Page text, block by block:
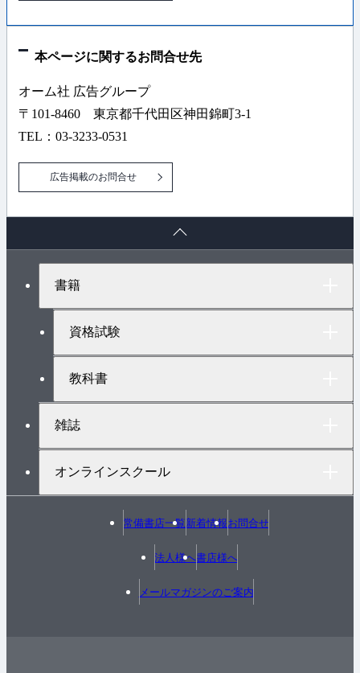
本ページに関するお問合せ先
オーム社 広告グループ
〒101-8460 東京都千代田区神田錦町3-1
TEL：03-3233-0531
広告掲載のお問合せ
書籍
資格試験
教科書
雑誌
オンラインスクール
常備書店一覧新着情報お問合せ
法人様へ書店様へ
メールマガジンのご案内